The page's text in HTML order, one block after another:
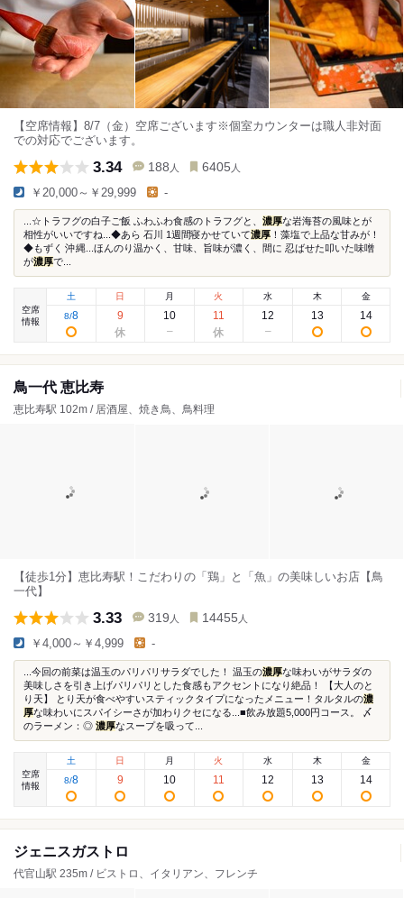
【空席情報】8/7（金）空席ございます※個室カウンターは職人非対面
での対応でございます。
3.34 188 人 6405 人
￥20,000～￥29,999 -
...☆トラフグの白子ご飯 ふわふわ食感のトラフグと、 濃厚な岩海苔の風味とが
相性がいいですね...◆あら 石川 1週間寝かせていて濃厚 ！藻塩で上品な甘みが！
◆もずく 沖縄...ほんのり温かく、甘味、旨味が濃く、間に 忍ばせた叩いた味噌
が濃厚で...
空席
情報
土
8/8
日
9
月
10
火
11
水
12
木
13
金
14
鳥一代 恵比寿
恵比寿駅 102m / 居酒屋、焼き鳥、鳥料理
【徒歩1分】恵比寿駅！こだわりの「鶏」と「魚」の美味しいお店【鳥
一代】
3.33 319 人 14455 人
￥4,000～￥4,999 -
...今回の前菜は温玉のパリパリサラダでした！ 温玉の濃厚な味わいがサラダの
美味しさを引き上げパリパリとした食感もアクセントになり絶品！ 【大人のと
り天】 とり天が食べやすいスティックタイプになったメニュー！タルタルの濃
厚な味わいにスパイシーさが加わりクセになる...■飲み放題5,000円コース。 〆
のラーメン：◎ 濃厚なスープを吸って...
空席
情報
土
8/8
日
9
月
10
火
11
水
12
木
13
金
14
ジェニスガストロ
代官山駅 235m / ビストロ、イタリアン、フレンチ